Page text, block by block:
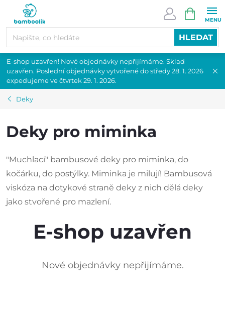
obsah
HLEDAT
KOŠÍK
E-shop uzavřen! Nové objednávky nepřijímáme. Sklad
uzavřen. Poslední objednávky vytvořené do středy 28. 1. 2026
expedujeme ve čtvrtek 29. 1. 2026.
Deky
Deky pro miminka
"Muchlací" bambusové deky pro miminka, do
kočárku, do postýlky. Miminka je milují! Bambusová
viskóza na dotykové straně deky z nich dělá deky
jako stvořené pro mazlení.
E-shop uzavřen
Nové objednávky nepřijímáme.